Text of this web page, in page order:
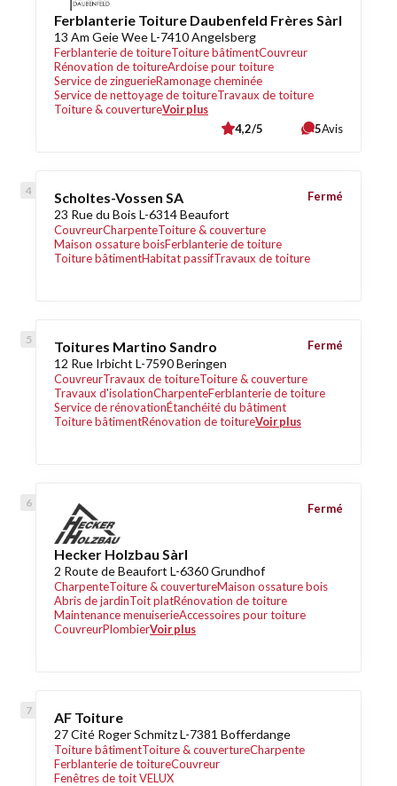
Ferblanterie Toiture Daubenfeld Frères Sàrl
13 Am Geie Wee L-7410 Angelsberg
Ferblanterie de toitureToiture bâtimentCouvreur
Rénovation de toitureArdoise pour toiture
Service de zinguerieRamonage cheminée
Service de nettoyage de toitureTravaux de toiture
Toiture & couvertureVoir plus
4,2/5 5Avis
Scholtes-Vossen SA
23 Rue du Bois L-6314 Beaufort
CouvreurCharpenteToiture & couverture
Maison ossature boisFerblanterie de toiture
Toiture bâtimentHabitat passifTravaux de toiture
Fermé
Toitures Martino Sandro
12 Rue Irbicht L-7590 Beringen
CouvreurTravaux de toitureToiture & couverture
Travaux d'isolationCharpenteFerblanterie de toiture
Service de rénovationÉtanchéité du bâtiment
Toiture bâtimentRénovation de toitureVoir plus
Fermé
Hecker Holzbau Sàrl
2 Route de Beaufort L-6360 Grundhof
CharpenteToiture & couvertureMaison ossature bois
Abris de jardinToit platRénovation de toiture
Maintenance menuiserieAccessoires pour toiture
CouvreurPlombierVoir plus
Fermé
AF Toiture
27 Cité Roger Schmitz L-7381 Bofferdange
Toiture bâtimentToiture & couvertureCharpente
Ferblanterie de toitureCouvreur
Fenêtres de toit VELUX